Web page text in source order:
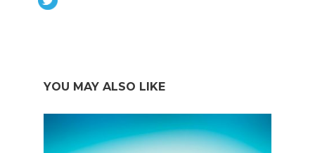
YOU MAY ALSO LIKE